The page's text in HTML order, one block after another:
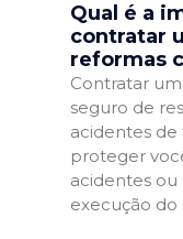
Qual é a
contratar
reformas
Contratar
seguro de
acidentes
proteger
acidentes ou
execução do